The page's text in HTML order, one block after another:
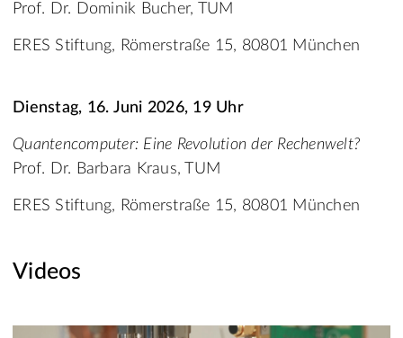
Prof. Dr. Dominik Bucher, TUM
ERES Stiftung, Römerstraße 15, 80801 München
Dienstag, 16. Juni 2026, 19 Uhr
Quantencomputer: Eine Revolution der Rechenwelt?
Prof. Dr. Barbara Kraus, TUM
ERES Stiftung, Römerstraße 15, 80801 München
Videos